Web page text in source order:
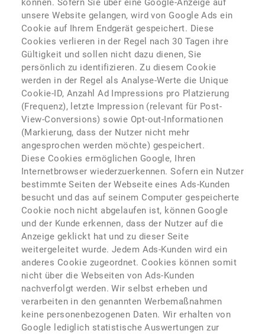
können. Sofern Sie über eine Google-Anzeige auf
unsere Website gelangen, wird von Google Ads ein
Cookie auf Ihrem Endgerät gespeichert. Diese
Cookies verlieren in der Regel nach 30 Tagen ihre
Gültigkeit und sollen nicht dazu dienen, Sie
persönlich zu identifizieren. Zu diesem Cookie
werden in der Regel als Analyse-Werte die Unique
Cookie-ID, Anzahl Ad Impressions pro Platzierung
(Frequenz), letzte Impression (relevant für Post-
View-Conversions) sowie Opt-out-Informationen
(Markierung, dass der Nutzer nicht mehr
angesprochen werden möchte) gespeichert.
Diese Cookies ermöglichen Google, Ihren
Internetbrowser wiederzuerkennen. Sofern ein Nutzer
bestimmte Seiten der Webseite eines Ads-Kunden
besucht und das auf seinem Computer gespeicherte
Cookie noch nicht abgelaufen ist, können Google
und der Kunde erkennen, dass der Nutzer auf die
Anzeige geklickt hat und zu dieser Seite
weitergeleitet wurde. Jedem Ads-Kunden wird ein
anderes Cookie zugeordnet. Cookies können somit
nicht über die Webseiten von Ads-Kunden
nachverfolgt werden. Wir selbst erheben und
verarbeiten in den genannten Werbemaßnahmen
keine personenbezogenen Daten. Wir erhalten von
Google lediglich statistische Auswertungen zur